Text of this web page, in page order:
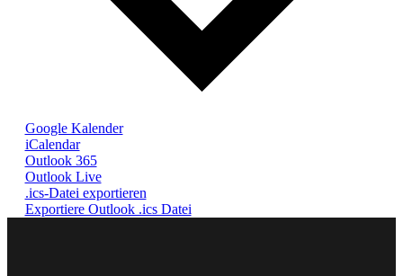
Google Kalender
iCalendar
Outlook 365
Outlook Live
.ics-Datei exportieren
Exportiere Outlook .ics Datei